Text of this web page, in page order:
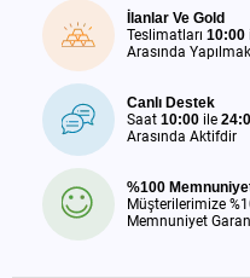
İlanlar Ve Gold
Teslimatları 10:00
Arasında
Canlı Destek
Saat 10:00 ile
Arasında Aktifdir
%100
Müşterilerimize
Memnuniyet